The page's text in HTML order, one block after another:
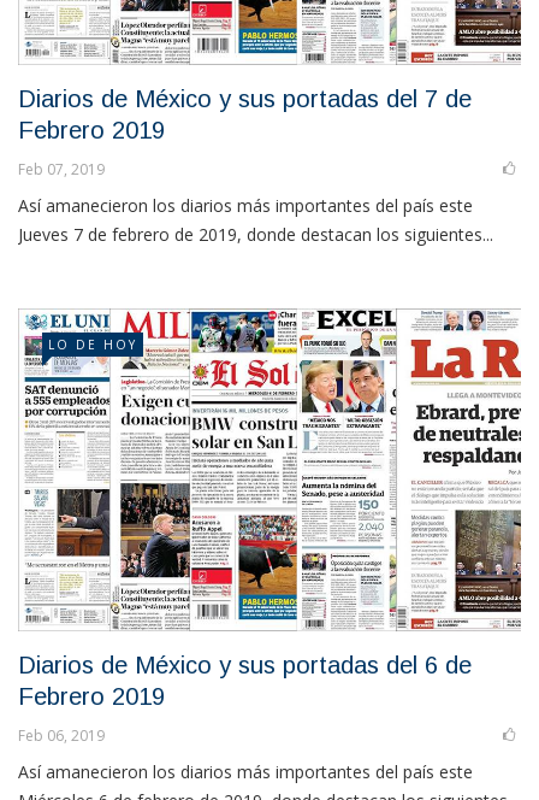
Diarios de México y sus portadas del 7 de
Febrero 2019
Feb 07, 2019
Así amanecieron los diarios más importantes del país este
Jueves 7 de febrero de 2019, donde destacan los siguientes...
LO DE HOY
Diarios de México y sus portadas del 6 de
Febrero 2019
Feb 06, 2019
Así amanecieron los diarios más importantes del país este